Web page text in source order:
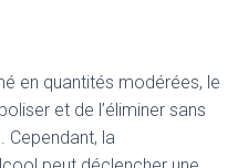
en quantités modérées, le
et de l’éliminer sans
Cependant, la